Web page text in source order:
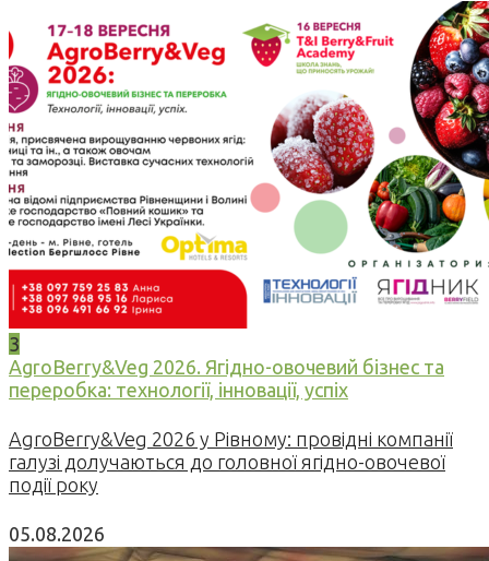
3
AgroBerry&Veg 2026. Ягідно-овочевий бізнес та
переробка: технології, інновації, успіх
AgroBerry&Veg 2026 у Рівному: провідні компанії
галузі долучаються до головної ягідно-овочевої
події року
05.08.2026